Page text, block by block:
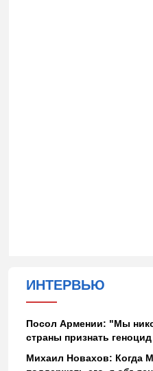
ИНТЕРВЬЮ
Посол Армении: "Мы
страны признать
Михаил Новахов: Когда